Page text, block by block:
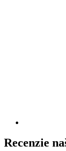
Recenzie